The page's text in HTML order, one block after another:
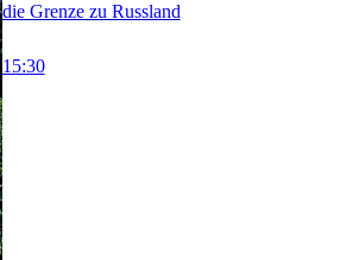
die Grenze zu Russland
15:30